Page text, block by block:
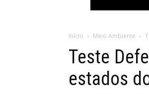
Início Meio Ambiente
Teste
estados